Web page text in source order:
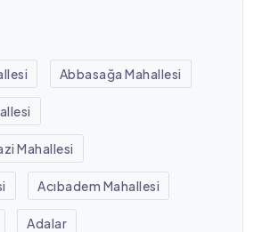
Abbasağa Mahallesi
Mahallesi
Acıbadem Mahallesi
Adalar